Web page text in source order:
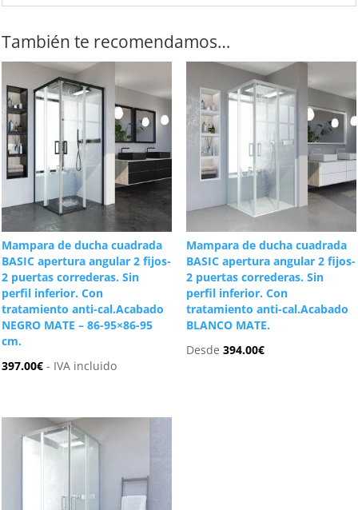
También te recomendamos…
Mampara de ducha cuadrada
BASIC apertura angular 2 fijos-
2 puertas correderas. Sin
perfil inferior. Con
tratamiento anti-cal.Acabado
NEGRO MATE – 86-95×86-95
cm.
397.00€ - IVA incluido
Mampara de ducha cuadrada
BASIC apertura angular 2 fijos-
2 puertas correderas. Sin
perfil inferior. Con
tratamiento anti-cal.Acabado
BLANCO MATE.
Desde 394.00€